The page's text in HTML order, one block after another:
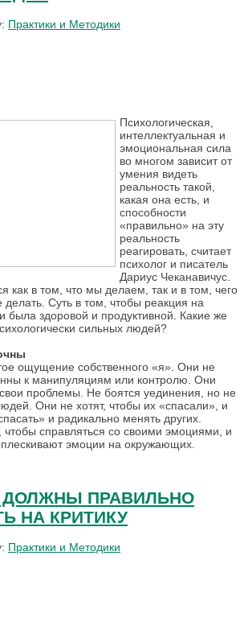
Практики и Методики
Психологическая,
интеллектуальная и
эмоциональная сила
во многом зависит от
умения видеть
реальность такой,
какая она есть, и
способности
«правильно» на эту
реальность
реагировать, считает
психолог и писатель
Дариус Чеканавичус.
как в том, что мы делаем, так и в том, чего
Суть в том, чтобы реакция на
была здоровой и продуктивной. Какие же
сильных людей?
ощущение собственного «я». Они не
к манипуляциям или контролю. Они
проблемы. Не боятся уединения, но не
Они не хотят, чтобы их «спасали», и
и радикально менять других.
справляться со своими эмоциями, и
эмоции на окружающих.
ПРАВИЛЬНО
НА КРИТИКУ
Практики и Методики